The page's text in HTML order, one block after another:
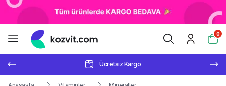
0
Ücretsiz Kargo